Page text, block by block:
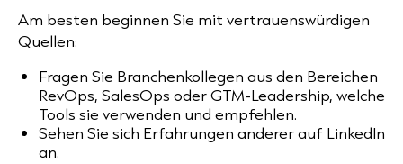
Am besten beginnen Sie mit vertrauenswürdigen
Quellen:
Fragen Sie Branchenkollegen aus den Bereichen
RevOps, SalesOps oder GTM-Leadership, welche
Tools sie verwenden und empfehlen.
Sehen Sie sich Erfahrungen anderer auf LinkedIn
an.